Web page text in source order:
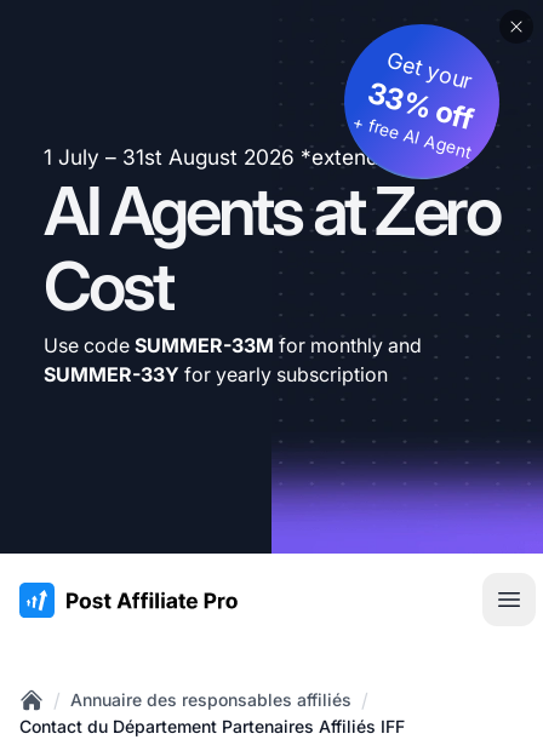
1 July – 31st August 2026 *extended
AI Agents at Zero
Cost
Get your
33% off
+ free AI Agent
Use code SUMMER-33M for monthly and
SUMMER-33Y for yearly subscription
:site.title
Home
/ Annuaire des responsables affiliés /
Contact du Département Partenaires Affiliés IFF